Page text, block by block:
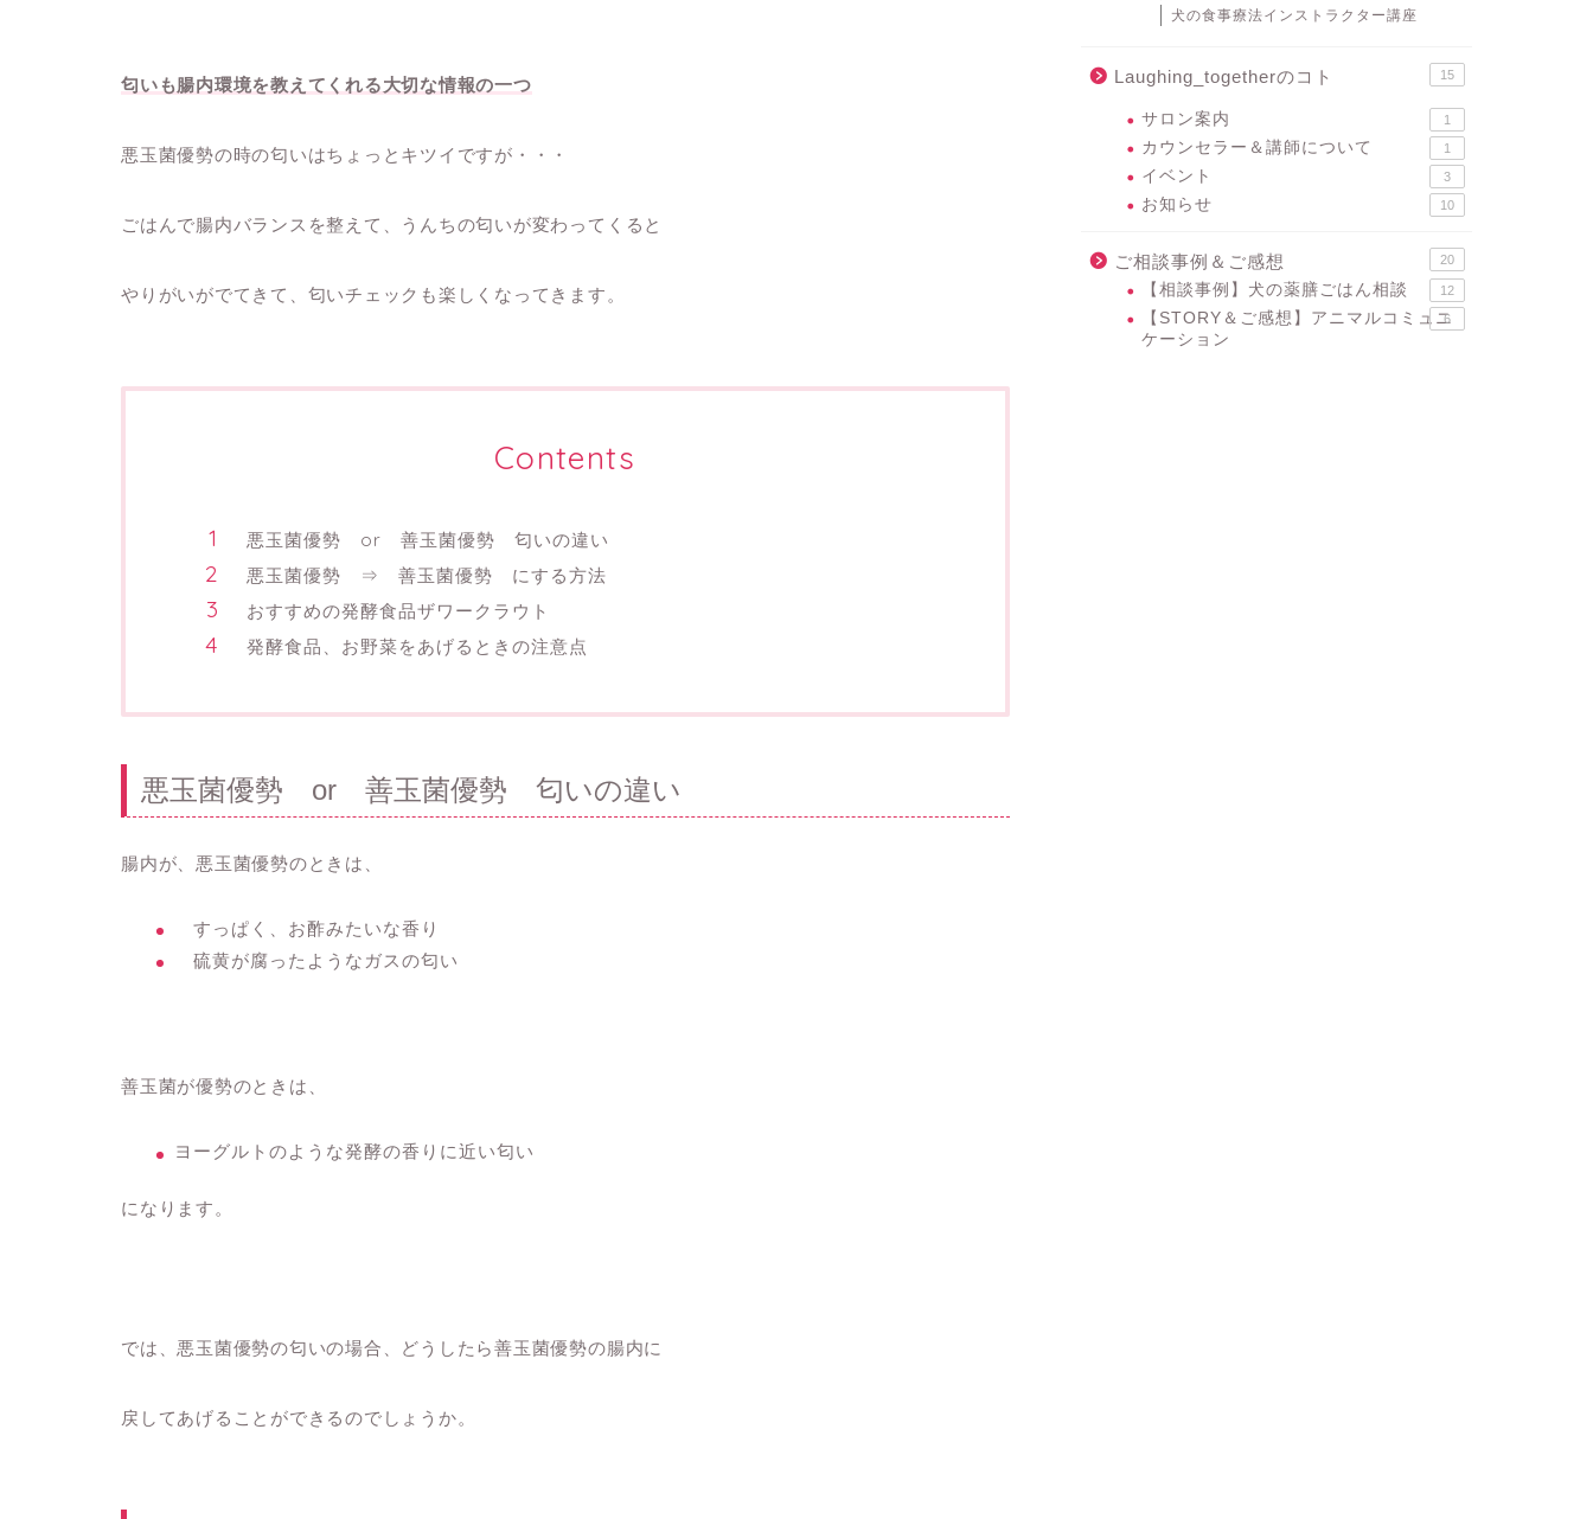
匂いも腸内環境を教えてくれる大切な情報の一つ
悪玉菌優勢の時の匂いはちょっとキツイですが・・・
ごはんで腸内バランスを整えて、うんちの匂いが変わってくると
やりがいがでてきて、匂いチェックも楽しくなってきます。
Contents
悪玉菌優勢 or 善玉菌優勢 匂いの違い
悪玉菌優勢 ⇒ 善玉菌優勢 にする方法
おすすめの発酵食品ザワークラウト
発酵食品、お野菜をあげるときの注意点
悪玉菌優勢 or 善玉菌優勢 匂いの違い
腸内が、悪玉菌優勢のときは、
すっぱく、お酢みたいな香り
硫黄が腐ったようなガスの匂い
善玉菌が優勢のときは、
ヨーグルトのような発酵の香りに近い匂い
になります。
では、悪玉菌優勢の匂いの場合、どうしたら善玉菌優勢の腸内に
戻してあげることができるのでしょうか。
犬の食事療法インストラクター講座
Laughing_togetherのコト 15
サロン案内 1
カウンセラー＆講師について 1
イベント 3
お知らせ 10
ご相談事例＆ご感想 20
【相談事例】犬の薬膳ごはん相談 12
【STORY＆ご感想】アニマルコミュニ
ケーション
6